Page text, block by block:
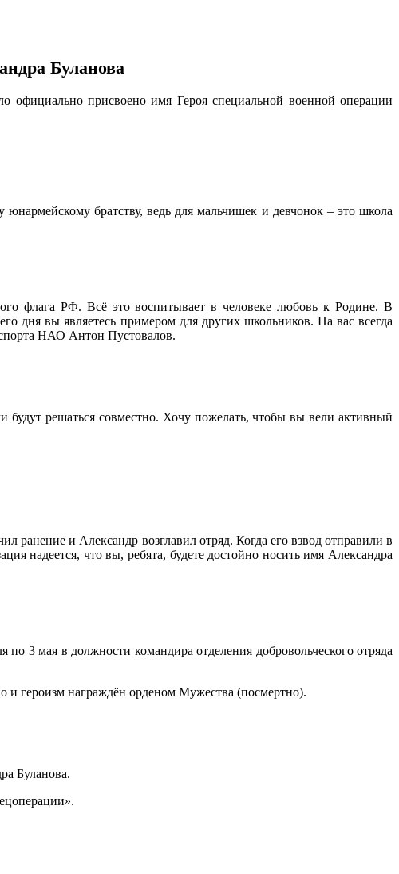
Буланова
присвоено имя Героя специальной военной операции
братству, ведь для мальчишек и девчонок – это школа
флага РФ. Всё это воспитывает в человеке любовь к Родине. В
дня вы являетесь примером для других школьников. На вас всегда
спорта НАО Антон Пустовалов.
будут решаться совместно. Хочу пожелать, чтобы вы вели активный
ранение и Александр возглавил отряд. Когда его взвод отправили в
надеется, что вы, ребята, будете достойно носить имя Александра
3 мая в должности командира отделения добровольческого отряда
и героизм награждён орденом Мужества (посмертно).
Буланова.